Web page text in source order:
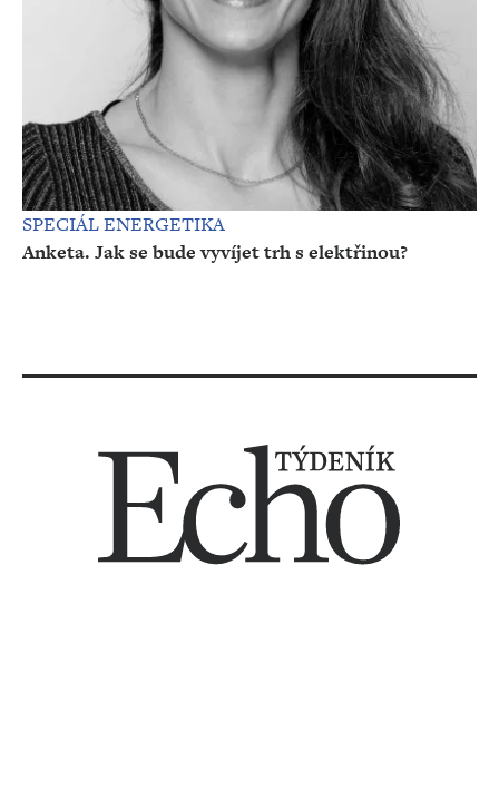
SPECIÁL ENERGETIKA
Anketa. Jak se bude vyvíjet trh s elektřinou?